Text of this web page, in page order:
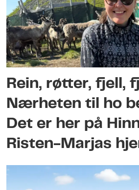
Rein, røtter, fjell,
Nærheten til ho
Det er her på
Risten-Marjas